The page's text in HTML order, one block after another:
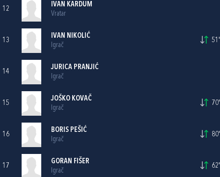
12
IVAN KARDUM
Vratar
13
IVAN NIKOLIĆ
Igrač
51'
14
JURICA PRANJIĆ
Igrač
15
JOŠKO KOVAČ
Igrač
70'
16
BORIS PEŠIĆ
Igrač
80'
17
GORAN FIŠER
Igrač
62'